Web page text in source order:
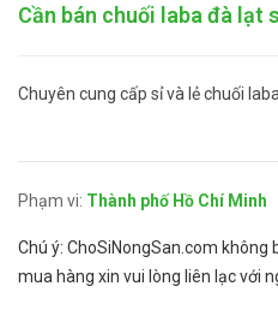
Cần bán chuối laba đà lạt
Chuyên cung cấp sỉ và lẻ chuối
Phạm vi: Thành phố Hồ Chí Minh
Chú ý: ChoSiNongSan.com không
mua hàng xin vui lòng liên lạc với